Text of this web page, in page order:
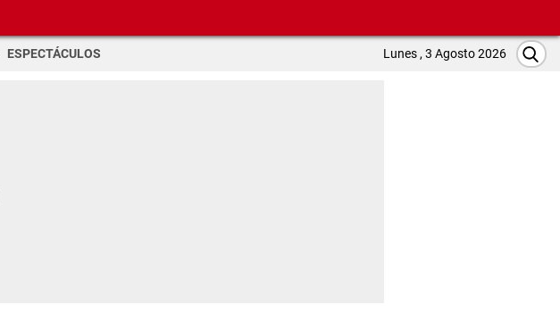
ESPECTÁCULOS Lunes , 3 Agosto 2026